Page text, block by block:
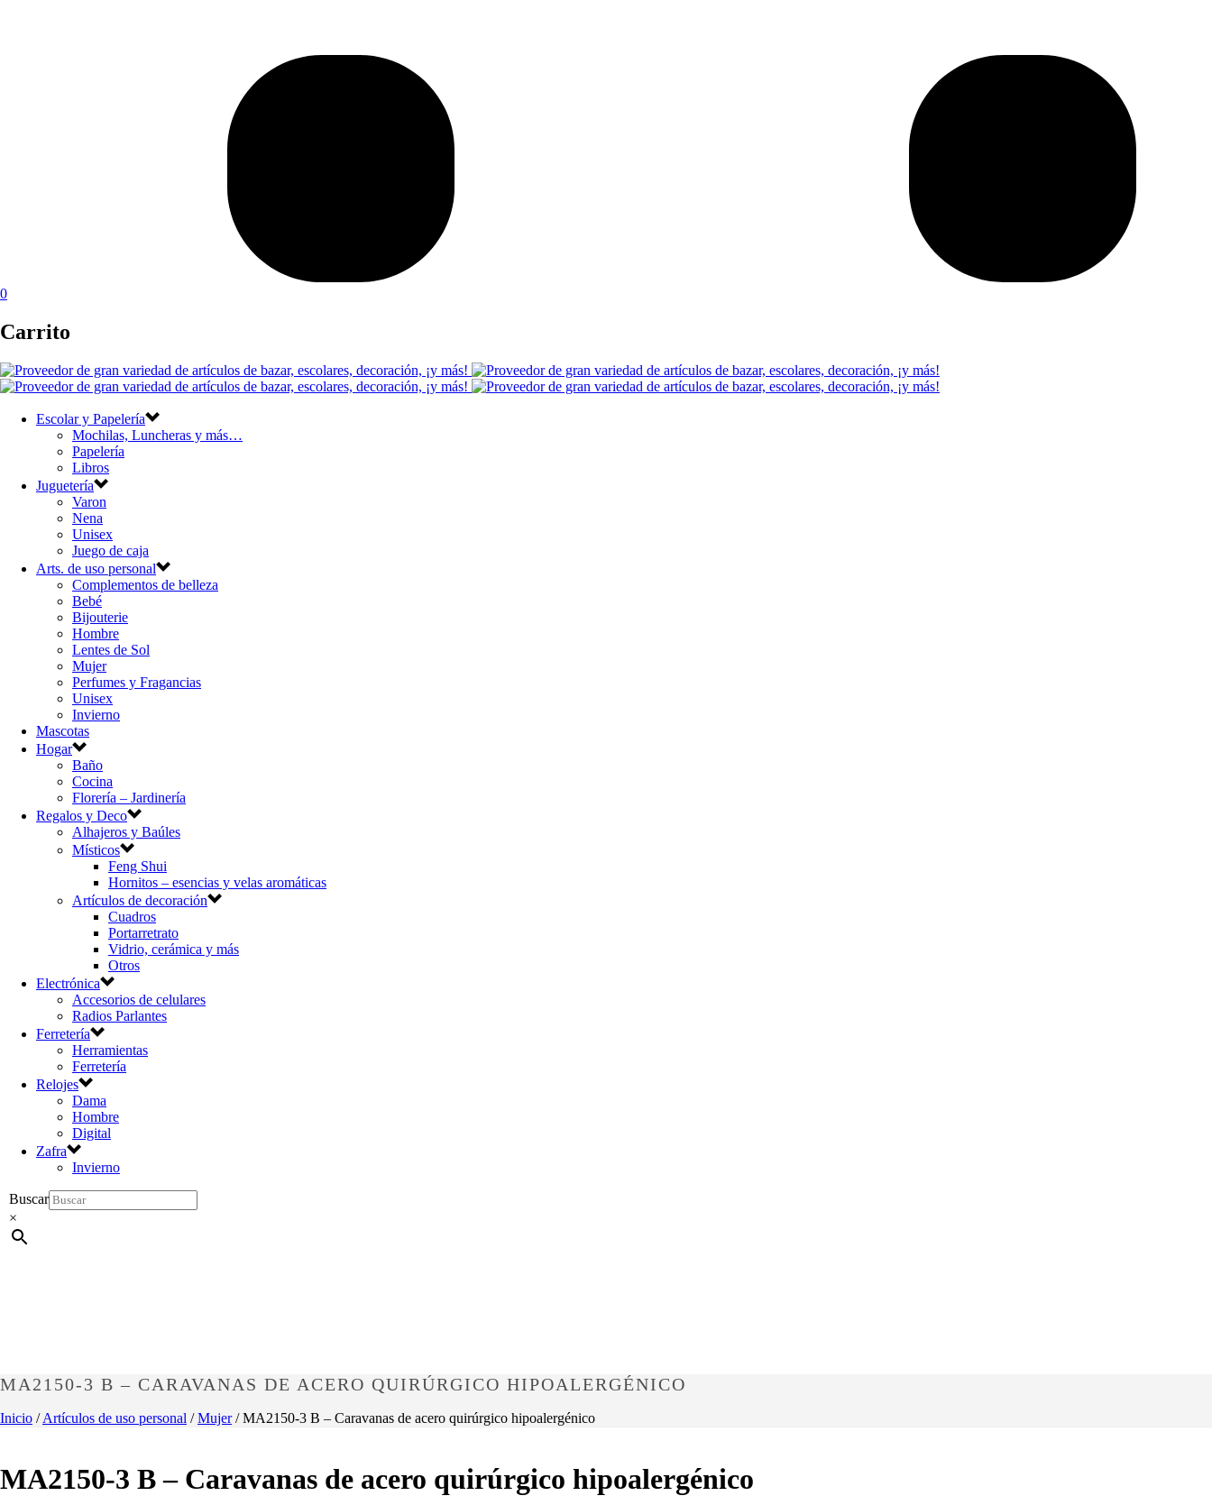
0
Carrito
Escolar y Papelería
Mochilas, Luncheras y más…
Papelería
Libros
Juguetería
Varon
Nena
Unisex
Juego de caja
Arts. de uso personal
Complementos de belleza
Bebé
Bijouterie
Hombre
Lentes de Sol
Mujer
Perfumes y Fragancias
Unisex
Invierno
Mascotas
Hogar
Baño
Cocina
Florería – Jardinería
Regalos y Deco
Alhajeros y Baúles
Místicos
Feng Shui
Hornitos – esencias y velas aromáticas
Artículos de decoración
Cuadros
Portarretrato
Vidrio, cerámica y más
Otros
Electrónica
Accesorios de celulares
Radios Parlantes
Ferretería
Herramientas
Ferretería
Relojes
Dama
Hombre
Digital
Zafra
Invierno
Buscar
×
MA2150-3 B – CARAVANAS DE ACERO QUIRÚRGICO HIPOALERGÉNICO
Inicio /Artículos de uso personal /Mujer/ MA2150-3 B – Caravanas de acero quirúrgico hipoalergénico
MA2150-3 B – Caravanas de acero quirúrgico hipoalergénico